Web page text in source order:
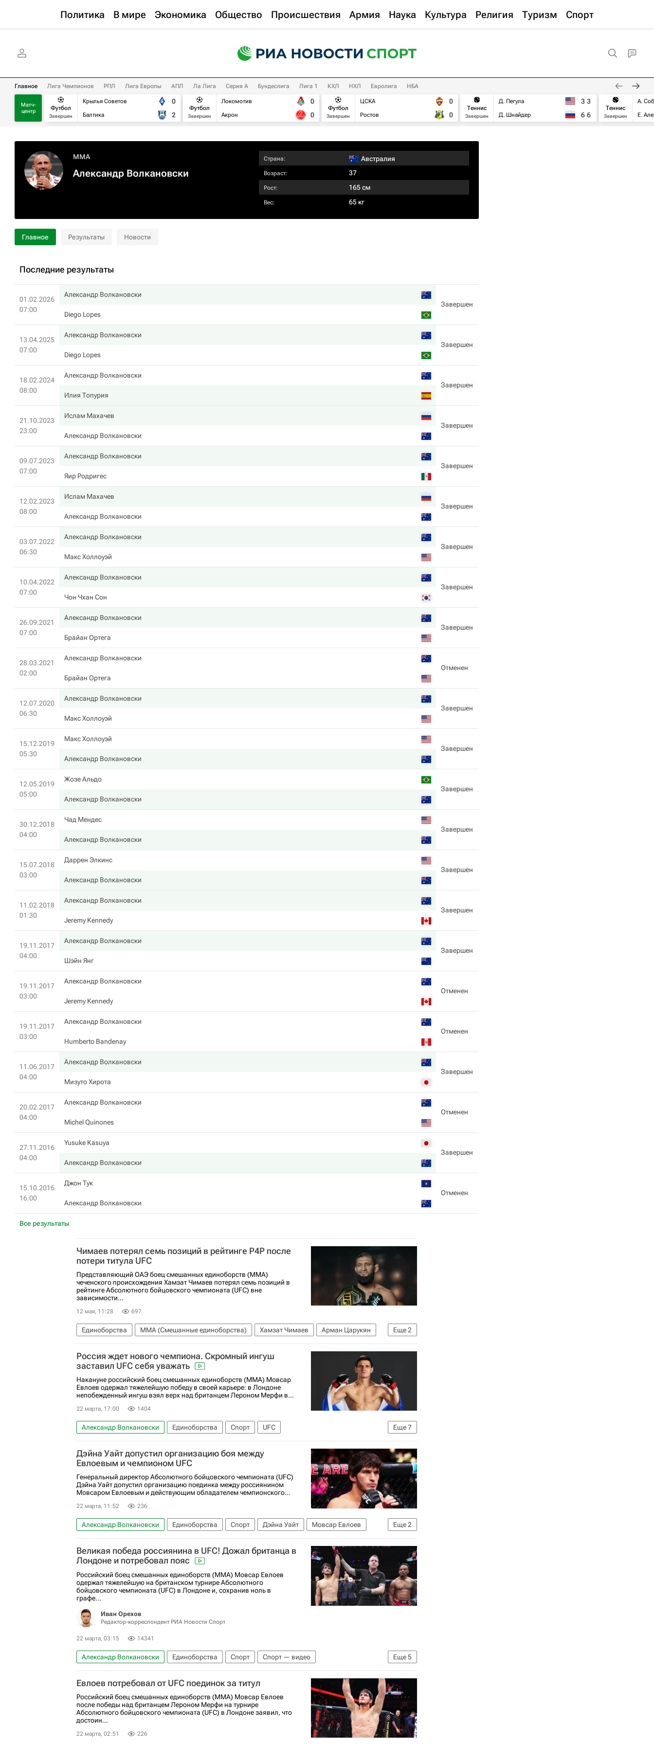
Политика В мире Экономика Общество Происшествия Армия Наука Культура Религия Туризм Спорт
Главное Лига Чемпионов РПЛ Лига Европы АПЛ Ла Лига Серия А Бундеслига Лига 1 КХЛ НХЛ Евролига НБА
Матч-
центр
Футбол
Завершен
Крылья Советов
Балтика
0
2
Футбол
Завершен
Локомотив
Акрон
0
0
Футбол
Завершен
ЦСКА
Ростов
0
0
Теннис
Завершен
Д. Пегула
Д. Шнайдер
3 3
6 6
Теннис
Завершен
А.
Е.
MMA
Александр Волкановски
Страна: Австралия
Возраст: 37
Рост: 165 см
Вес: 65 кг
Главное Результаты Новости
Последние результаты
Все результаты
01.02.2026
07:00
Александр Волкановски
Завершен
Diego Lopes
13.04.2025
07:00
Александр Волкановски
Завершен
Diego Lopes
18.02.2024
08:00
Александр Волкановски
Завершен
Илия Топурия
21.10.2023
23:00
Ислам Махачев
Завершен
Александр Волкановски
09.07.2023
07:00
Александр Волкановски
Завершен
Яир Родригес
12.02.2023
08:00
Ислам Махачев
Завершен
Александр Волкановски
03.07.2022
06:30
Александр Волкановски
Завершен
Макс Холлоуэй
10.04.2022
07:00
Александр Волкановски
Завершен
Чон Чхан Сон
26.09.2021
07:00
Александр Волкановски
Завершен
Брайан Ортега
28.03.2021
02:00
Александр Волкановски
Отменен
Брайан Ортега
12.07.2020
06:30
Александр Волкановски
Завершен
Макс Холлоуэй
15.12.2019
05:30
Макс Холлоуэй
Завершен
Александр Волкановски
12.05.2019
05:00
Жозе Альдо
Завершен
Александр Волкановски
30.12.2018
04:00
Чад Мендес
Завершен
Александр Волкановски
15.07.2018
03:00
Даррен Элкинс
Завершен
Александр Волкановски
11.02.2018
01:30
Александр Волкановски
Завершен
Jeremy Kennedy
19.11.2017
04:00
Александр Волкановски
Завершен
Шэйн Янг
19.11.2017
03:00
Александр Волкановски
Отменен
Jeremy Kennedy
19.11.2017
03:00
Александр Волкановски
Отменен
Humberto Bandenay
11.06.2017
04:00
Александр Волкановски
Завершен
Мизуто Хирота
20.02.2017
04:00
Александр Волкановски
Отменен
Michel Quinones
27.11.2016
04:00
Yusuke Kasuya
Завершен
Александр Волкановски
15.10.2016
16:00
Джон Тук
Отменен
Александр Волкановски
Чимаев потерял семь позиций в рейтинге P4P после
потери титула UFC
Представляющий ОАЭ боец смешанных единоборств (ММА)
чеченского происхождения Хамзат Чимаев потерял семь позиций в
рейтинге Абсолютного бойцовского чемпионата (UFC) вне
зависимости...
12 мая, 11:28 697
Еще2
Единоборства ММА (Смешанные единоборства) Хамзат Чимаев
Арман Царукян
UFC
Петр Ян
Россия ждет нового чемпиона. Скромный ингуш
заставил UFC себя уважать
Накануне российский боец смешанных единоборств (ММА) Мовсар
Евлоев одержал тяжелейшую победу в своей карьере: в Лондоне
непобежденный ингуш взял верх над британцем Лероном Мерфи в...
22 марта, 17:00 1404
Еще7
Александр Волкановски Единоборства Спорт
UFC
ММА (Смешанные единоборства)
Спорт — видео
Материалы РИА Спорт
Мовсар Евлоев
Дэйна Уайт Хабиб Нурмагомедов
Дэйна Уайт допустил организацию боя между
Евлоевым и чемпионом UFC
Генеральный директор Абсолютного бойцовского чемпионата (UFC)
Дэйна Уайт допустил организацию поединка между россиянином
Мовсаром Евлоевым и действующим обладателем чемпионского...
22 марта, 11:52 236
Еще2
Александр Волкановски Единоборства Спорт Дэйна Уайт
Мовсар Евлоев
UFC
ММА (Смешанные единоборства)
Великая победа россиянина в UFC! Дожал британца в
Лондоне и потребовал пояс
Российский боец смешанных единоборств (ММА) Мовсар Евлоев
одержал тяжелейшую на британском турнире Абсолютного
бойцовского чемпионата (UFC) в Лондоне и, сохранив ноль в
графе...
Иван Орехов
Редактор-корреспондент РИА Новости Спорт
22 марта, 03:15 14341
Еще5
Александр Волкановски Единоборства Спорт
Спорт — видео
Авторы РИА Новости Спорт
Материалы РИА Спорт
ММА (Смешанные единоборства)
UFC
Мовсар Евлоев
Евлоев потребовал от UFC поединок за титул
Российский боец смешанных единоборств (ММА) Мовсар Евлоев
после победы над британцем Лероном Мерфи на турнире
Абсолютного бойцовского чемпионата (UFC) в Лондоне заявил, что
достоин...
22 марта, 02:51 226